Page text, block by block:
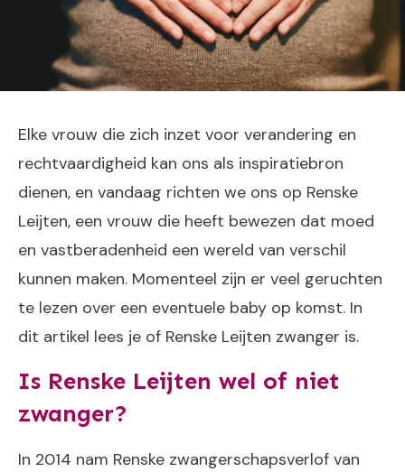
Elke vrouw die zich inzet voor verandering en
rechtvaardigheid kan ons als inspiratiebron
dienen, en vandaag richten we ons op Renske
Leijten, een vrouw die heeft bewezen dat moed
en vastberadenheid een wereld van verschil
kunnen maken. Momenteel zijn er veel geruchten
te lezen over een eventuele baby op komst. In
dit artikel lees je of Renske Leijten zwanger is.
Is Renske Leijten wel of niet
zwanger?
In 2014 nam Renske zwangerschapsverlof van